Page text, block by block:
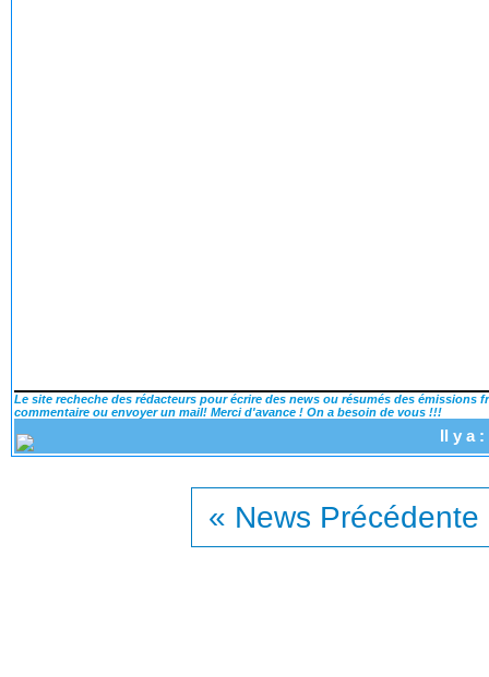
Le site recheche des rédacteurs pour écrire des news ou résumés des
commentaire ou envoyer un mail! Merci d'avance ! On a besoin de vous !!!
Il y a
« News Précédente